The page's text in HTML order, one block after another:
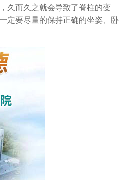
久而久之就会导致了脊柱的变
定要尽量的保持正确的坐姿、卧